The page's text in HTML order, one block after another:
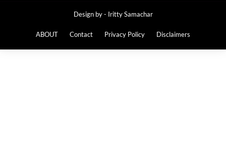
Design by - Iritty Samachar
ABOUT Contact Privacy Policy Disclaimers